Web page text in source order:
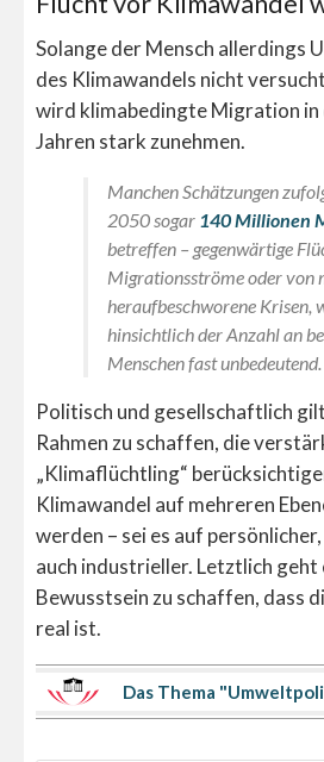
Solange der Mensch allerdings
des Klimawandels nicht
wird klimabedingte Migration in
Jahren stark zunehmen.
Manchen Schätzungen
2050 sogar 140 Millionen
betreffen – gegenwärtige
Migrationsströme oder von
heraufbeschworene Krisen,
hinsichtlich der Anzahl an
Menschen fast unbedeutend.
Politisch und gesellschaftlich
Rahmen zu schaffen, die
„Klimaflüchtling“
Klimawandel auf mehreren
werden – sei es auf
auch industrieller. Letztlich geht
Bewusstsein zu schaffen, dass
real ist.
Das Thema